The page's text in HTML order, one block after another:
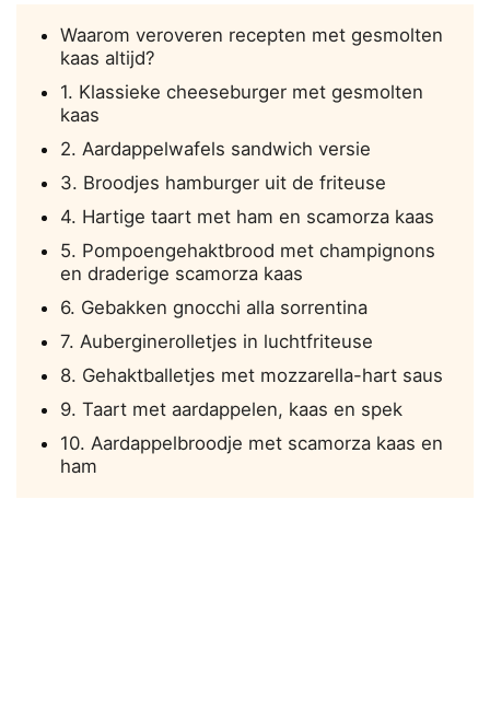
Waarom veroveren recepten met gesmolten
kaas altijd?
1. Klassieke cheeseburger met gesmolten
kaas
2. Aardappelwafels sandwich versie
3. Broodjes hamburger uit de friteuse
4. Hartige taart met ham en scamorza kaas
5. Pompoengehaktbrood met champignons
en draderige scamorza kaas
6. Gebakken gnocchi alla sorrentina
7. Auberginerolletjes in luchtfriteuse
8. Gehaktballetjes met mozzarella-hart saus
9. Taart met aardappelen, kaas en spek
10. Aardappelbroodje met scamorza kaas en
ham